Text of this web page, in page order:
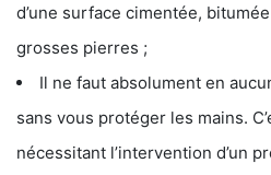
d’une surface cimentée,
grosses pierres ;
Il ne faut absolument en
sans vous protéger les mains.
nécessitant l’intervention d’un